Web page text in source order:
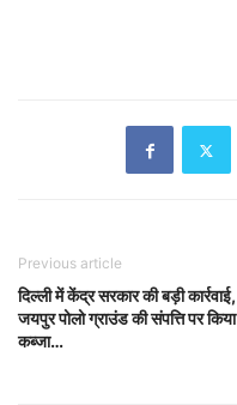
Previous article
दिल्ली में केंद्र सरकार की बड़ी कार्रवाई,
जयपुर पोलो ग्राउंड की संपत्ति पर किया
कब्जा…